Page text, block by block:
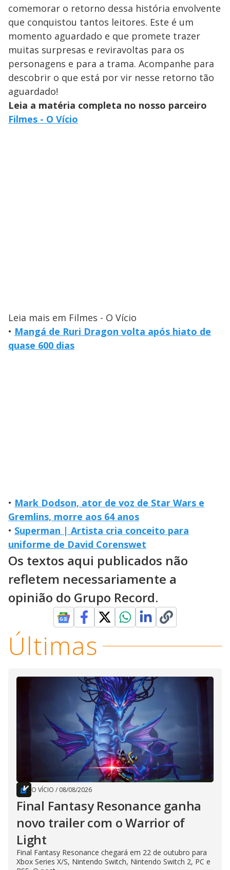
comemorar o retorno dessa história envolvente
que conquistou tantos leitores. Este é um
momento aguardado e que promete trazer
muitas surpresas e reviravoltas para os
personagens e para a trama. Acompanhe para
descobrir o que está por vir nesse retorno tão
aguardado!
Leia a matéria completa no nosso parceiro
Filmes - O Vício
Leia mais em Filmes - O Vício
• Mangá de Ruri Dragon volta após hiato de
quase 600 dias
• Mark Dodson, ator de voz de Star Wars e
Gremlins, morre aos 64 anos
• Superman | Artista cria conceito para
uniforme de David Corenswet
Os textos aqui publicados não
refletem necessariamente a
opinião do Grupo Record.
Últimas
O VÍCIO / 08/08/2026
Final Fantasy Resonance ganha
novo trailer com o Warrior of
Light
Final Fantasy Resonance chegará em 22 de outubro para
Xbox Series X/S, Nintendo Switch, Nintendo Switch 2, PC e